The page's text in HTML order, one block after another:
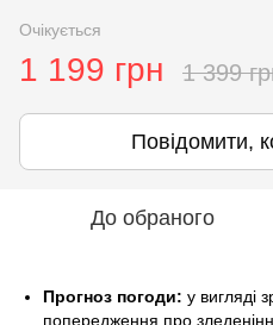
Очікується
1 199 грн 1 399
Повідомити,
До обраного
Прогноз погоди: у вигляді
попередження про